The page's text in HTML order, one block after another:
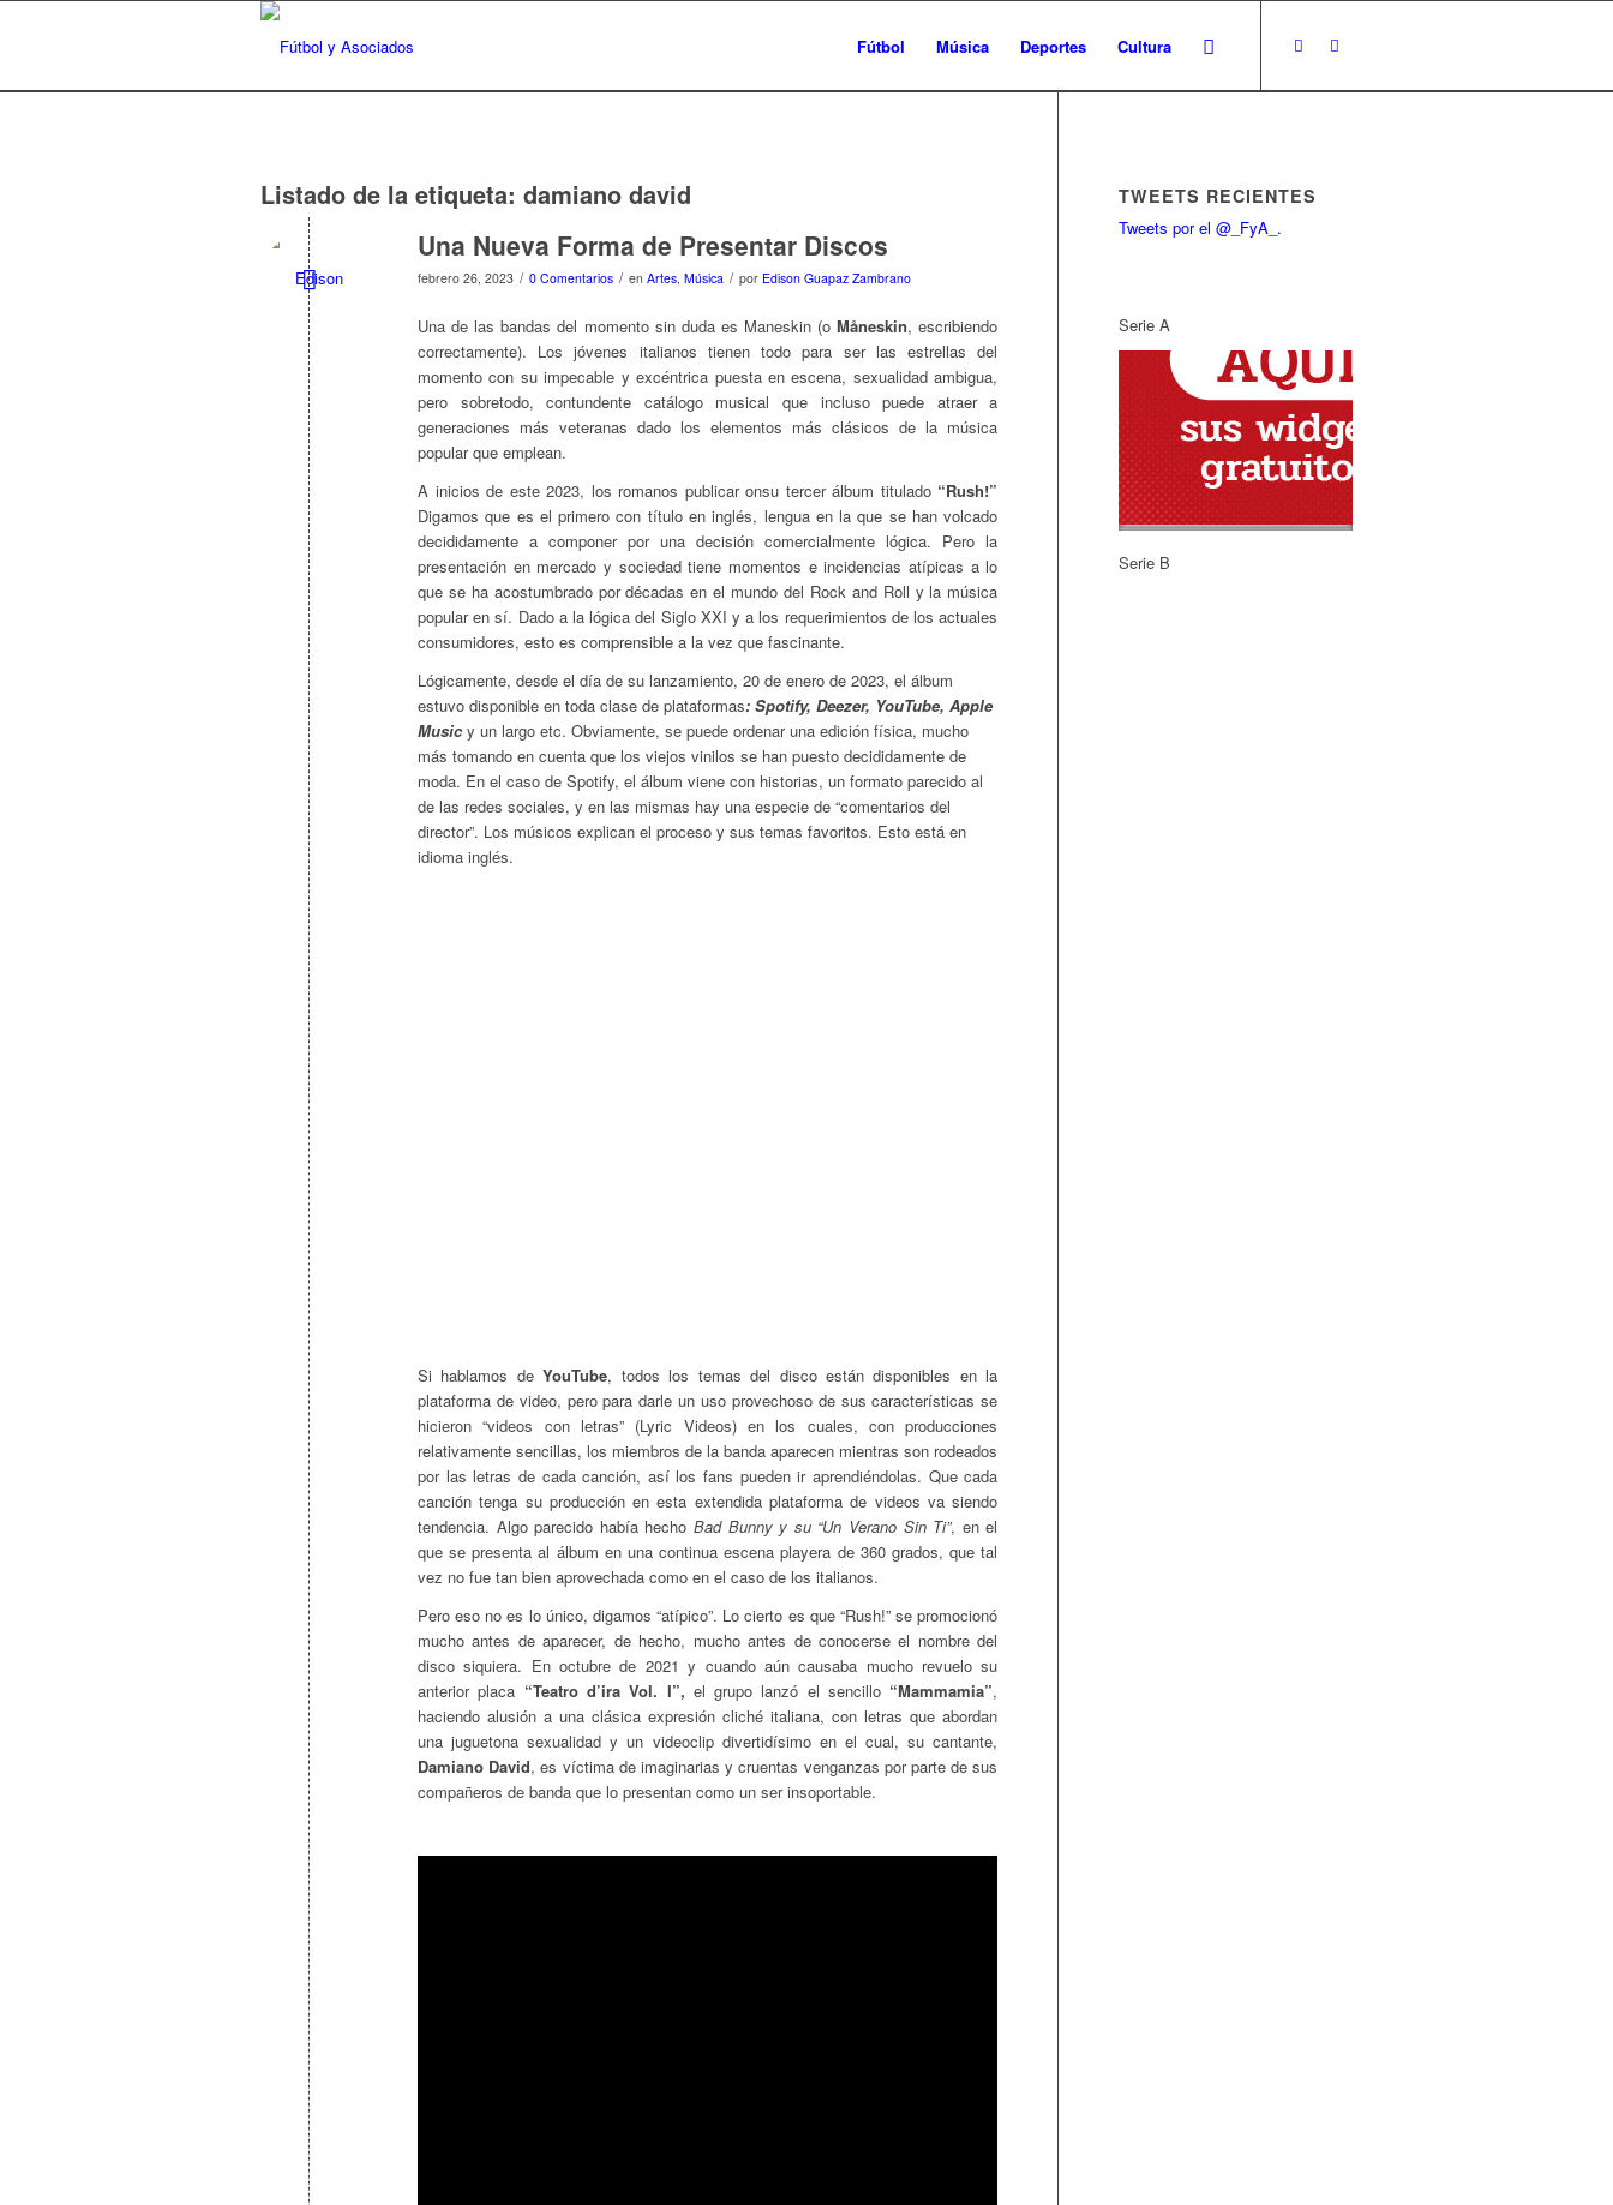
Fútbol Música Deportes Cultura
Listado de la etiqueta: damiano david
Una Nueva Forma de Presentar Discos
febrero 26, 2023 / 0 Comentarios / en Artes, Música / por Edison Guapaz Zambrano
Una de las bandas del momento sin duda es Maneskin (oMåneskin, escribiendo
correctamente). Los jóvenes italianos tienen todo para ser las estrellas del
momento con su impecable y excéntrica puesta en escena, sexualidad ambigua,
pero sobretodo, contundente catálogo musical que incluso puede atraer a
generaciones más veteranas dado los elementos más clásicos de la música
popular que emplean.
A inicios de este 2023, los romanos publicar onsu tercer álbum titulado“Rush!”
Digamos que es el primero con título en inglés, lengua en la que se han volcado
decididamente a componer por una decisión comercialmente lógica. Pero la
presentación en mercado y sociedad tiene momentos e incidencias atípicas a lo
que se ha acostumbrado por décadas en el mundo del Rock and Roll y la música
popular en sí. Dado a la lógica del Siglo XXI y a los requerimientos de los actuales
consumidores, esto es comprensible a la vez que fascinante.
Lógicamente, desde el día de su lanzamiento, 20 de enero de 2023, el álbum
estuvo disponible en toda clase de plataformas: Spotify, Deezer, YouTube, Apple
Music y un largo etc. Obviamente, se puede ordenar una edición física, mucho
más tomando en cuenta que los viejos vinilos se han puesto decididamente de
moda. En el caso de Spotify, el álbum viene con historias, un formato parecido al
de las redes sociales, y en las mismas hay una especie de “comentarios del
director”. Los músicos explican el proceso y sus temas favoritos. Esto está en
idioma inglés.
Si hablamos deYouTube, todos los temas del disco están disponibles en la
plataforma de video, pero para darle un uso provechoso de sus características se
hicieron “videos con letras” (Lyric Videos) en los cuales, con producciones
relativamente sencillas, los miembros de la banda aparecen mientras son rodeados
por las letras de cada canción, así los fans pueden ir aprendiéndolas. Que cada
canción tenga su producción en esta extendida plataforma de videos va siendo
tendencia. Algo parecido había hecho Bad Bunny y su “Un Verano Sin Ti”, en el
que se presenta al álbum en una continua escena playera de 360 grados, que tal
vez no fue tan bien aprovechada como en el caso de los italianos.
Pero eso no es lo único, digamos “atípico”. Lo cierto es que “Rush!” se promocionó
mucho antes de aparecer, de hecho, mucho antes de conocerse el nombre del
disco siquiera. En octubre de 2021 y cuando aún causaba mucho revuelo su
anterior placa “Teatro d’ira Vol. I”, el grupo lanzó el sencillo “Mammamia”,
haciendo alusión a una clásica expresión cliché italiana, con letras que abordan
una juguetona sexualidad y un videoclip divertidísimo en el cual, su cantante,
Damiano David, es víctima de imaginarias y cruentas venganzas por parte de sus
compañeros de banda que lo presentan como un ser insoportable.
TWEETS RECIENTES
Tweets por el @_FyA_.
Serie A
Serie B